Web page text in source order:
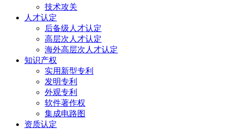
技术攻关
人才认定
后备级人才认定
高层次人才认定
海外高层次人才认定
知识产权
实用新型专利
发明专利
外观专利
软件著作权
集成电路图
资质认定